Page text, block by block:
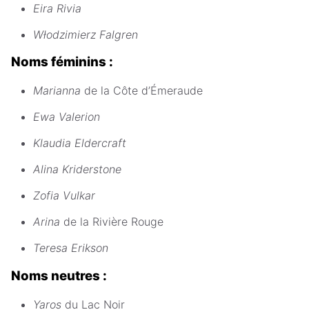
Eira Rivia
Włodzimierz Falgren
Noms féminins :
Marianna de la Côte d’Émeraude
Ewa Valerion
Klaudia Eldercraft
Alina Kriderstone
Zofia Vulkar
Arina de la Rivière Rouge
Teresa Erikson
Noms neutres :
Yaros du Lac Noir